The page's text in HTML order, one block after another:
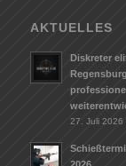
AKTUELLES
Diskreter
27. Juli 2026